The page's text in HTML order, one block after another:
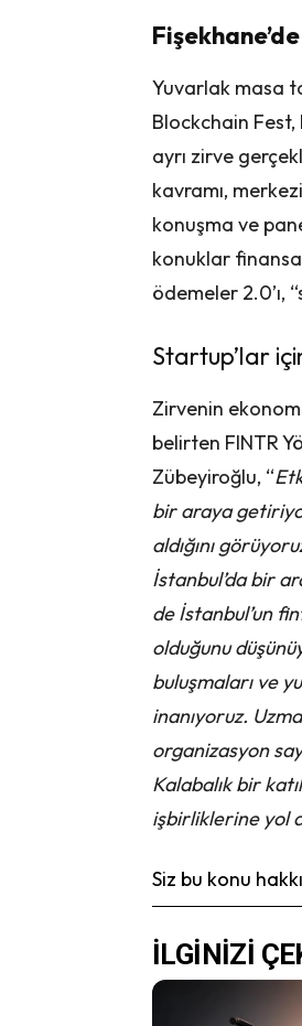
Yuvarlak masa
Blockchain
ayrı zirve
kavramı,
konuşma ve
konuklar
ödemeler 2.0’ı,
Startup’lar
Zirvenin
belirten FINTR
Zübeyiroğlu, “
bir araya
aldığını
İstanbul’da bir
de İstanbul’un
olduğunu
buluşmaları ve
inanıyoruz.
organizasyon
Kalabalık bir
işbirliklerine yol
Siz bu konu